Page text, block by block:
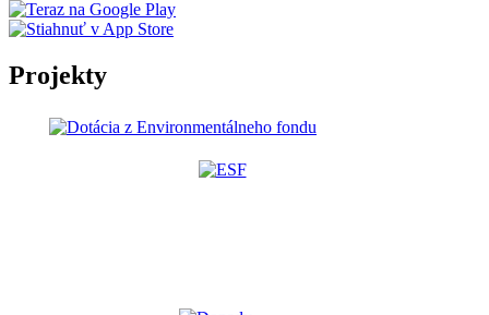
Projekty